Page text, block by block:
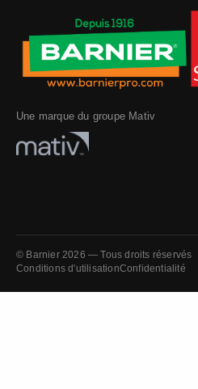
Une marque du groupe Mativ
© Barnier 2026 — Tous droits réservés
Conditions d'utilisationConfidentialité